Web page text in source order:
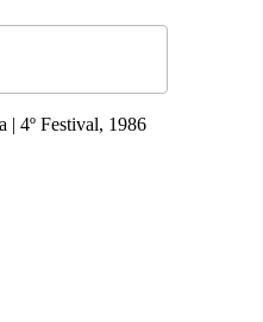
| 4º Festival, 1986